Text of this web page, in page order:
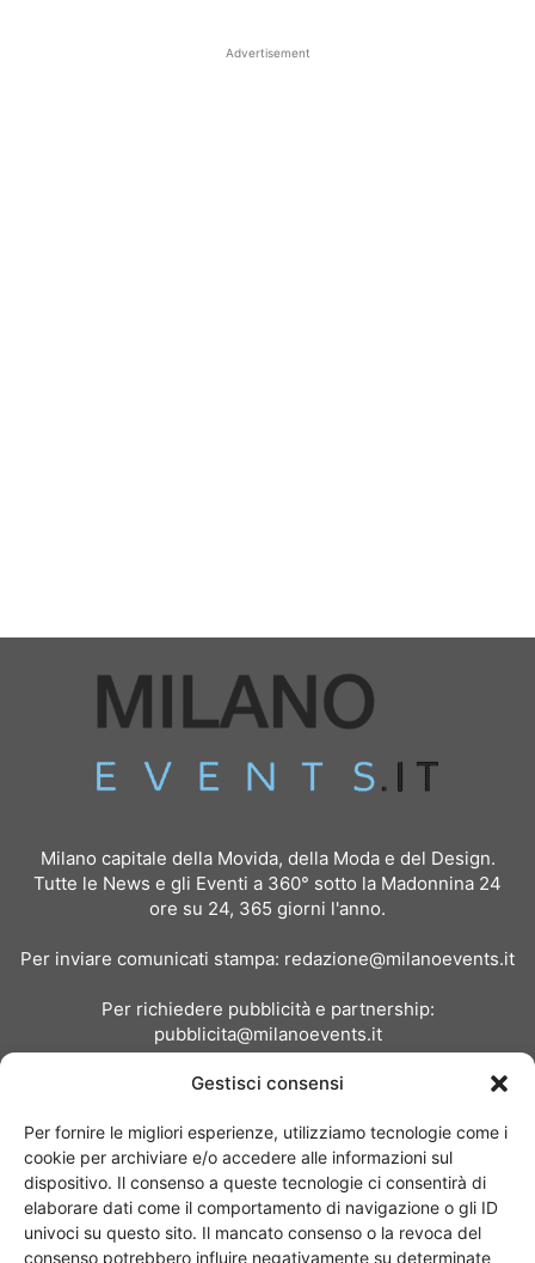
Gestisci consensi
Per fornire le migliori esperienze, utilizziamo tecnologie come i
cookie per archiviare e/o accedere alle informazioni sul
dispositivo. Il consenso a queste tecnologie ci consentirà di
elaborare dati come il comportamento di navigazione o gli ID
univoci su questo sito. Il mancato consenso o la revoca del
consenso potrebbero influire negativamente su determinate
Advertisement
Milano capitale della Movida, della Moda e del Design.
Tutte le News e gli Eventi a 360° sotto la Madonnina 24
ore su 24, 365 giorni l'anno.
Per inviare comunicati stampa: redazione@milanoevents.it
Per richiedere pubblicità e partnership:
pubblicita@milanoevents.it